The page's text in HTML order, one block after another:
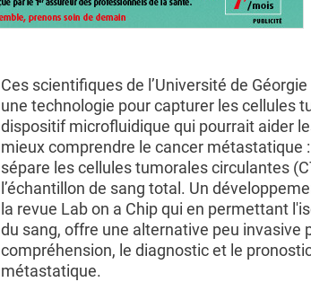
Ces scientifiques de l’Université de
une technologie pour capturer les cellules
dispositif microfluidique qui pourrait aider
mieux comprendre le cancer métastatique
sépare les cellules tumorales circulantes
l’échantillon de sang total. Un
la revue Lab on a Chip qui en permettant
du sang, offre une alternative peu invasive
compréhension, le diagnostic et le
métastatique.